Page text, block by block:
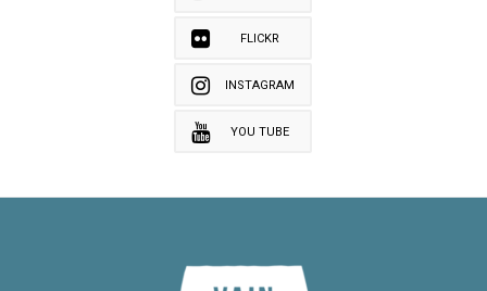
FLICKR
INSTAGRAM
YOU TUBE